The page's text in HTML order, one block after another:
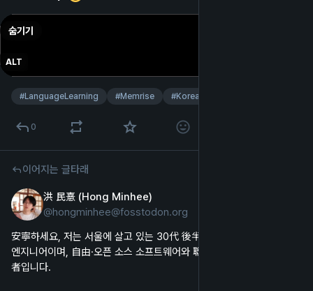
ALT
숨기기
#LanguageLearning #Memrise #Korean
0
이어지는 글타래
洪 民憙 (Hong Minhee)
@hongminhee@fosstodon.org
安寧하세요, 저는 서울에 살고 있는 30代 後半 오픈 소스 소프트웨어
엔지니어이며, 自由·오픈 소스 소프트웨어와 聯合宇宙의 熱烈한 支持
者입니다.